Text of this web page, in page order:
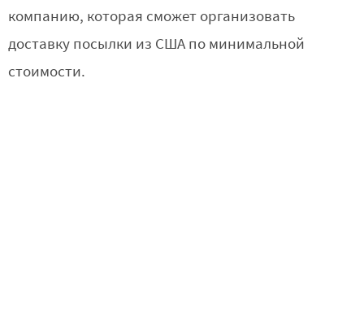
компанию, которая сможет организовать
доставку посылки из США по минимальной
стоимости.